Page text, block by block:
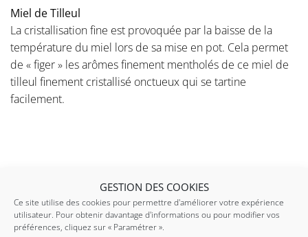
GESTION DES COOKIES
Ce site utilise des cookies pour permettre d'améliorer votre expérience
utilisateur. Pour obtenir davantage d'informations ou pour modifier vos
préférences, cliquez sur « Paramétrer ».
Miel de Tilleul
La cristallisation fine est provoquée par la baisse de la
température du miel lors de sa mise en pot. Cela permet
de « figer » les arômes finement mentholés de ce miel de
tilleul finement cristallisé onctueux qui se tartine
facilement.
AVIS (0)